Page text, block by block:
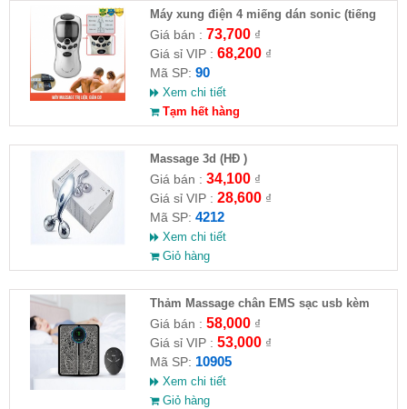
Máy xung điện 4 miếng dán sonic (tiếng
việt) ( HĐ )
Giá bán : 73,700₫
Giá sỉ VIP : 68,200₫
Mã SP: 90
Xem chi tiết
Tạm hết hàng
Massage 3d (HĐ )
Giá bán : 34,100₫
Giá sỉ VIP : 28,600₫
Mã SP: 4212
Xem chi tiết
Giỏ hàng
Thảm Massage chân EMS sạc usb kèm
remote
Giá bán : 58,000₫
Giá sỉ VIP : 53,000₫
Mã SP: 10905
Xem chi tiết
Giỏ hàng